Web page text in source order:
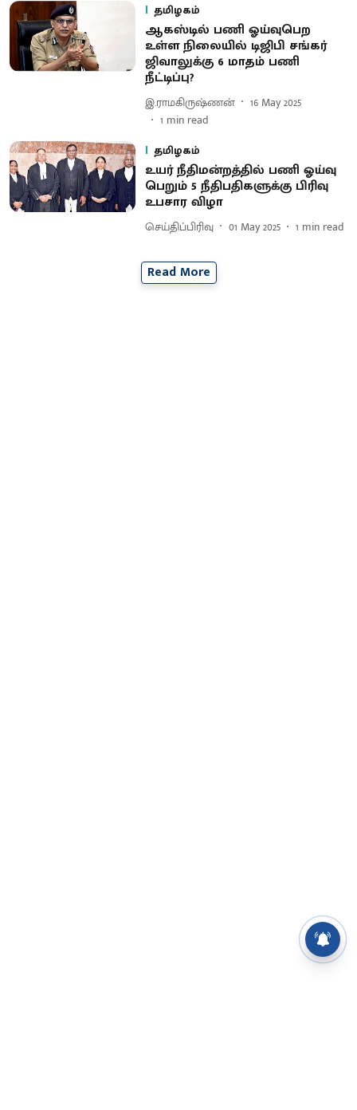
தமிழகம்
ஆகஸ்டில் பணி ஓய்வுபெற
உள்ள நிலையில் டிஜிபி சங்கர்
ஜிவாலுக்கு 6 மாதம் பணி
நீட்டிப்பு?
இ.ராமகிருஷ்ணன்
16 May 2025
1 min read
தமிழகம்
உயர் நீதிமன்றத்தில் பணி ஓய்வு
பெறும் 5 நீதிபதிகளுக்கு பிரிவு
உபசார விழா
செய்திப்பிரிவு 01 May 2025 1 min read
Read More